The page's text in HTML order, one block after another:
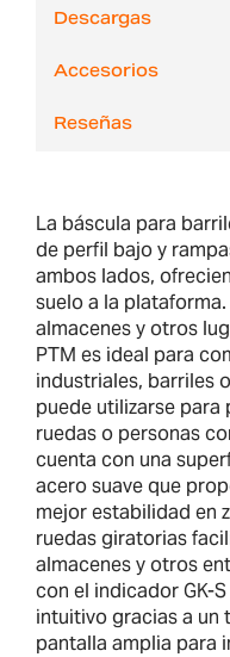
Descargas
Accesorios
Reseñas
La báscula para
de perfil bajo y
ambos lados,
suelo a la
almacenes y otros
PTM es ideal para
industriales, barriles
puede utilizarse para
ruedas o personas
cuenta con una
acero suave que
mejor estabilidad en
ruedas giratorias
almacenes y otros
con el indicador GK-
intuitivo gracias a un
pantalla amplia para